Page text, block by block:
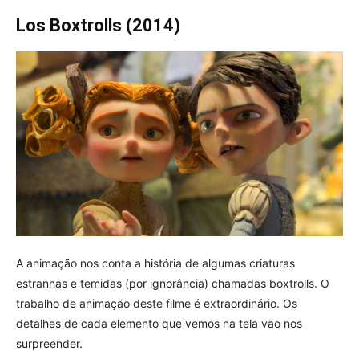
Los Boxtrolls (2014)
A animação nos conta a história de algumas criaturas
estranhas e temidas (por ignorância) chamadas boxtrolls. O
trabalho de animação deste filme é extraordinário. Os
detalhes de cada elemento que vemos na tela vão nos
surpreender.